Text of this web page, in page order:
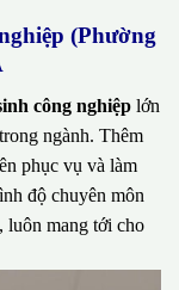
(Phường
công nghiệp lớn
ngành. Thêm
phục vụ và làm
độ chuyên môn
luôn mang tới cho